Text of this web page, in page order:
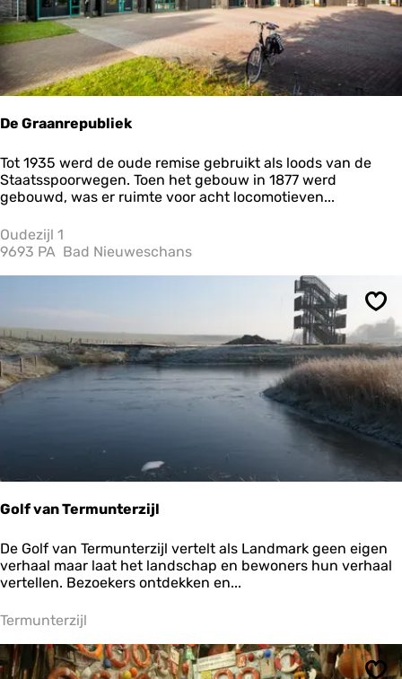
f
:
De Graanrepubliek
D
e
G
a
a
r
u
b
l
i
e
Tot 1935 werd de oude remise gebruikt als loods van de
Staatsspoorwegen. Toen het gebouw in 1877 werd
gebouwd, was er ruimte voor acht locomotieven...
Oudezijl 1
9693 PA Bad Nieuweschans
Golf van Termunterzijl
G
o
l
v
n
T
De Golf van Termunterzijl vertelt als Landmark geen eigen
verhaal maar laat het landschap en bewoners hun verhaal
vertellen. Bezoekers ontdekken en...
Termunterzijl